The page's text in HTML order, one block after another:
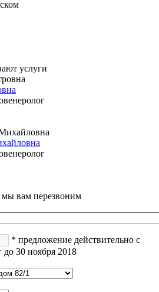
услуги
вам перезвоним
* предложение действительно с
до 30 ноября 2018